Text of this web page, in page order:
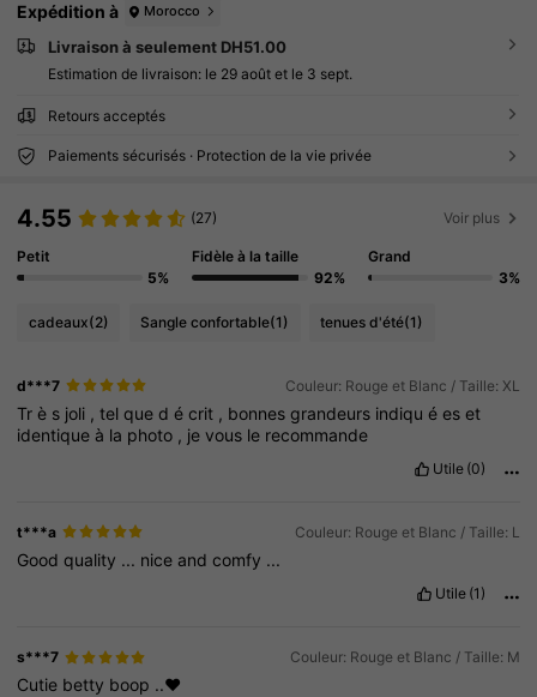
Expédition à Morocco
Livraison à seulement DH51.00
Estimation de livraison: le 29 août et le 3 sept.
Retours acceptés
Paiements sécurisés · Protection de la vie privée
4.55 (27) Voir plus
Petit
5%
Fidèle à la taille
92%
Grand
3%
cadeaux(2) Sangle confortable(1) tenues d'été(1)
d***7 Couleur: Rouge et Blanc / Taille: XL
Trè s joli ,telquedécrit , bonnesgrandeurs indiquéeset
identique à la photo , jevous le recommande
Utile (0)
t***a Couleur: Rouge et Blanc / Taille: L
Goodquality ... nice andcomfy ...
Utile (1)
s***7 Couleur: Rouge et Blanc / Taille: M
Cutie betty boop ..❤️